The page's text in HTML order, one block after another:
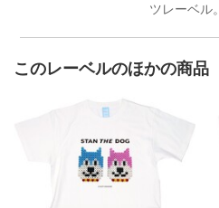
ツレーベル。
このレーベルのほかの商品